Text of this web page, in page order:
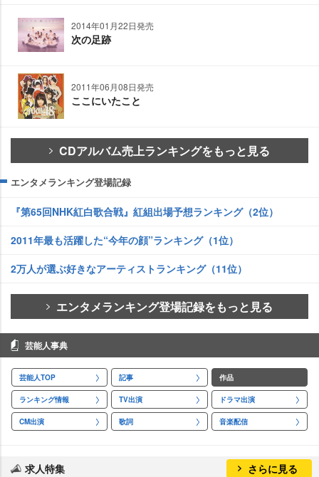
2014年01月22日発売
次の足跡
2011年06月08日発売
ここにいたこと
CDアルバム売上ランキングをもっと見る
エンタメランキング登場記録
『第65回NHK紅白歌合戦』紅組出場予想ランキング（2位）
2011年最も活躍した“今年の顔”ランキング（1位）
2万人が選ぶ好きなアーティストランキング（11位）
エンタメランキング登場記録をもっと見る
芸能人事典
芸能人TOP 記事 作品
ランキング情報 TV出演 ドラマ出演
CM出演 歌詞 音楽配信
求人特集 さらに見る